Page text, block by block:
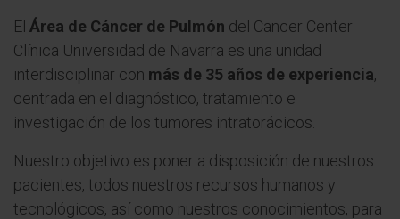
El Área de Cáncer de Pulmón del Cancer Center
Clínica Universidad de Navarra es una unidad
interdisciplinar con más de 35 años de experiencia,
centrada en el diagnóstico, tratamiento e
investigación de los tumores intratorácicos.
Nuestro objetivo es poner a disposición de nuestros
pacientes, todos nuestros recursos humanos y
tecnológicos, así como nuestros conocimientos, para